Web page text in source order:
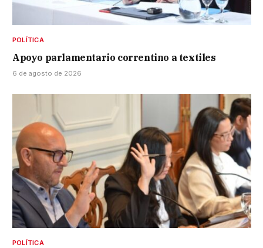
POLÍTICA
Apoyo parlamentario correntino a textiles
6 de agosto de 2026
POLÍTICA